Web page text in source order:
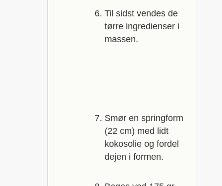
Til sidst vendes de
tørre ingredienser i
massen.
Smør en springform
(22 cm) med lidt
kokosolie og fordel
dejen i formen.